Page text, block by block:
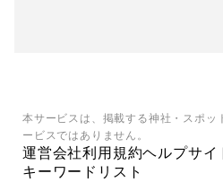
本サービスは、掲載する神社・スポッ
ービスではありません。
運営会社利用規約ヘルプサイ
キーワードリスト